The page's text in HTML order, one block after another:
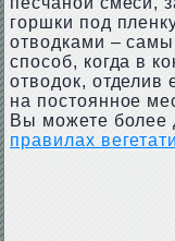
горшки под
отводками –
способ, когда в
отводок, отделив
на постоянное
Вы можете более
правилах